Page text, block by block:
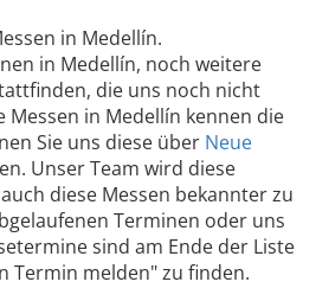
in Medellín.
in Medellín, noch weitere
die uns noch nicht
Messen in Medellín kennen die
Sie uns diese über Neue
Unser Team wird diese
diese Messen bekannter zu
Terminen oder uns
sind am Ende der Liste
Termin melden" zu finden.